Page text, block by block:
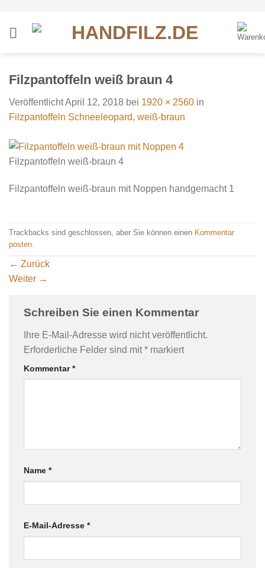
springen
Filzpantoffeln weiß braun 4
VeröffentlichtApril 12, 2018 bei 1920 × 2560 in
Filzpantoffeln Schneeleopard, weiß-braun
Filzpantoffeln weiß-braun 4
Filzpantoffeln weiß-braun mit Noppen handgemacht 1
Trackbacks sind geschlossen, aber Sie können einen Kommentar
posten.
← Zurück
Weiter →
Schreiben Sie einen Kommentar
Ihre E-Mail-Adresse wird nicht veröffentlicht.
Erforderliche Felder sind mit* markiert
Kommentar*
Name *
E-Mail-Adresse *